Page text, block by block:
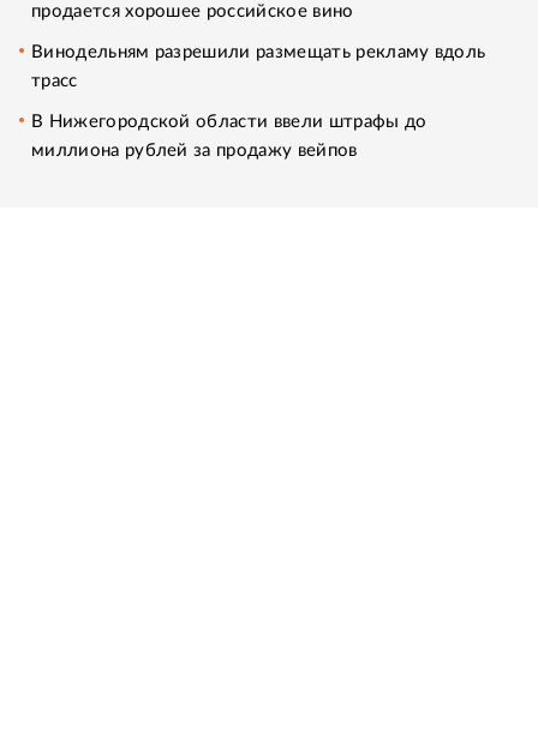
продается хорошее российское вино
Винодельням разрешили размещать рекламу вдоль
трасс
В Нижегородской области ввели штрафы до
миллиона рублей за продажу вейпов